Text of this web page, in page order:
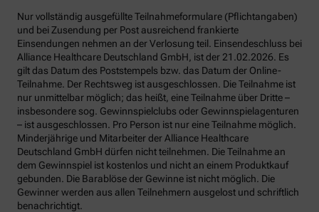
Nur vollständig ausgefüllte Teilnahmeformulare (Pflichtangaben)
und bei Zusendung per Post ausreichend frankierte
Einsendungen nehmen an der Verlosung teil. Einsendeschluss bei
Alliance Healthcare Deutschland GmbH, ist der 21.02.2026. Es
gilt das Datum des Poststempels bzw. das Datum der Online-
Teilnahme. Der Rechtsweg ist ausgeschlossen. Die Teilnahme ist
nur unmittelbar möglich; das heißt, eine Teilnahme über Dritte –
insbesondere sog. Gewinnspielclubs oder Gewinnspielagenturen
– ist ausgeschlossen. Pro Person ist nur eine Teilnahme möglich.
Minderjährige und Mitarbeiter der Alliance Healthcare
Deutschland GmbH dürfen nicht teilnehmen. Die Teilnahme an
dem Gewinnspiel ist kostenlos und nicht an einem Produktkauf
gebunden. Die Barablöse der Gewinne ist nicht möglich. Die
Gewinner werden aus allen Teilnehmern ausgelost und schriftlich
benachrichtigt.